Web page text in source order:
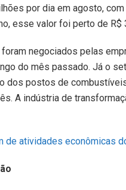
por dia em agosto,
esse valor foi perto de R$
negociados pelas
do mês passado. Já o
dos postos de
A indústria de
de atividades econômicas